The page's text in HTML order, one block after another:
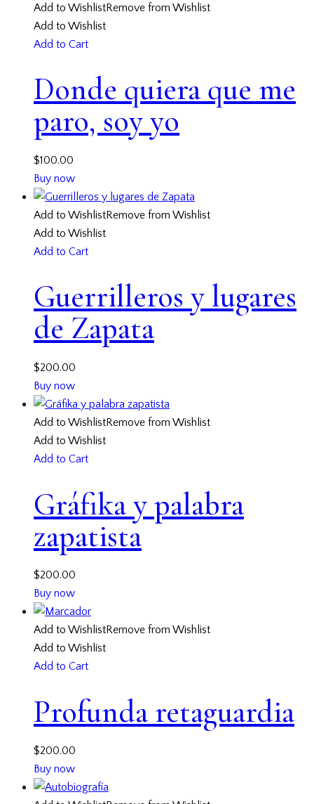
Add to WishlistRemove from Wishlist
Add to Wishlist
Add to Cart
Donde quiera que me
paro, soy yo
$100.00
Buy now
Add to WishlistRemove from Wishlist
Add to Wishlist
Add to Cart
Guerrilleros y lugares
de Zapata
$200.00
Buy now
Add to WishlistRemove from Wishlist
Add to Wishlist
Add to Cart
Gráfika y palabra
zapatista
$200.00
Buy now
Add to WishlistRemove from Wishlist
Add to Wishlist
Add to Cart
Profunda retaguardia
$200.00
Buy now